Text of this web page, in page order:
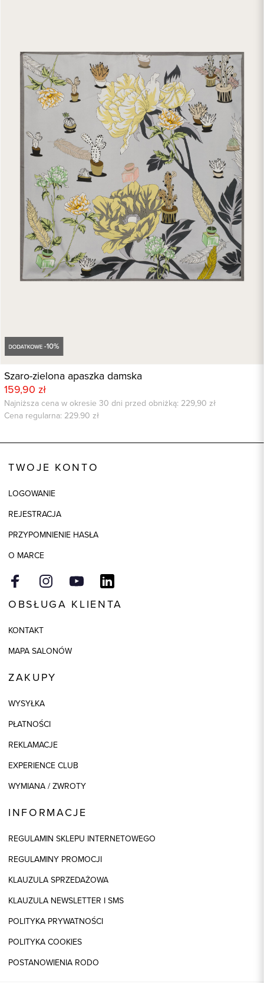
Szaro-zielona apaszka damska
159,90 zł
Najniższa cena w okresie 30 dni przed obniżką: 229,90 zł
Cena regularna: 229.90 zł
TWOJE KONTO
LOGOWANIE
REJESTRACJA
PRZYPOMNIENIE HASŁA
O MARCE
OBSŁUGA KLIENTA
KONTAKT
MAPA SALONÓW
ZAKUPY
WYSYŁKA
PŁATNOŚCI
REKLAMACJE
EXPERIENCE CLUB
WYMIANA / ZWROTY
INFORMACJE
REGULAMIN SKLEPU INTERNETOWEGO
REGULAMINY PROMOCJI
KLAUZULA SPRZEDAŻOWA
KLAUZULA NEWSLETTER I SMS
POLITYKA PRYWATNOŚCI
POLITYKA COOKIES
POSTANOWIENIA RODO